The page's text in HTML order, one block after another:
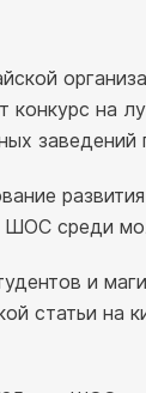
на
ШОС среди
и
статьи на